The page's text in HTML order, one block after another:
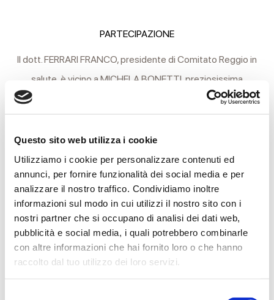
Questo sito web utilizza i cookie
Utilizziamo i cookie per personalizzare contenuti ed
annunci, per fornire funzionalità dei social media e per
analizzare il nostro traffico. Condividiamo inoltre
informazioni sul modo in cui utilizzi il nostro sito con i
nostri partner che si occupano di analisi dei dati web,
pubblicità e social media, i quali potrebbero combinarle
con altre informazioni che hai fornito loro o che hanno
raccolto dal tuo utilizzo dei loro servizi.
PARTECIPAZIONE
Il dott. FERRARI FRANCO, presidente di Comitato Reggio in
salute, è vicino a MICHELA BONETTI, preziosissima
collaboratrice, in questo momento di dolore per la perdita
della mamma
ENRICA PAOLA LUSUARDI
Reggio Emilia, 18 Dicembre 2024
CONDIVIDI